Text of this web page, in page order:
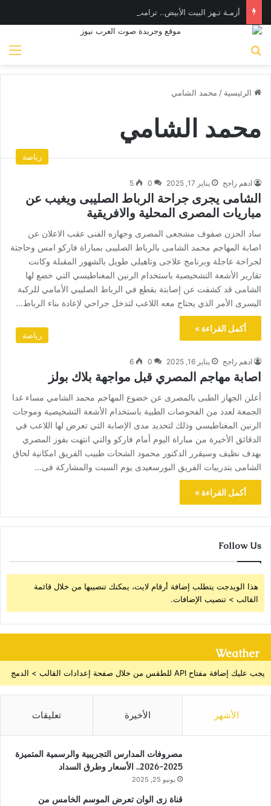
الرئيسية / محمد الشامي
محمد الشامي
رياضة
ادهم راجح يناير 17, 2025 0
5
الشامى يجرى جراحة الرباط الصليبى ويغيب عن
مباريات المصرى المحلية والافريقية
ساد الحزن صفوف مشجعى المصرى وجهازه الفنى عقب الاعلان عن
اصابة المهاجم محمد الشامى بالرباط الصليبى بمباراة فاركو امس وحاجتة
لجراحة عاجلة وبرنامج علاجى وتاهيلى طويل بالشهور المقبلة وكانت
تقارير الأشعة التشخيصية باستخدام الرنين المغناطيسي التي خضع لها
الشامى قد كشفت عن إصابتة بقطع في الرباط الصليبي الأمامي للركبة
اليسرى الأمر الذي يحتاج معه اللاعب لتدخل جراحي لإعادة بناء الرباط…
أكمل القراءة »
رياضة
ادهم راجح يناير 16, 2025 0
6
اصابة مهاجم المصري قبل مواجهة بلاك بولز
أعلن الجهاز الطبى بالمصرى عن خضوع المهاجم محمد الشامي مساء غدا
الجمعة لعدد من الفحوصات الطبية باستخدام الأشعة التشخيصية وموجات
الرنين المغناطيسي وذلك لتحديد مدى الإصابة التي تعرض لها اللاعب في
الدقائق الأخيرة من مباراة اليوم أمام فاركو والتي انتهت بفوز المصري
بهدف نظيف وسيقرر الدكتور محمود الشحات طبيب الفريق امكانية لحاق
الشامى بتدريبات الفريق البورسعيدى يوم السبت والمشاركة فى…
أكمل القراءة »
Follow Us
هذا الويدجت يتطلب إضافة أرقام لايت، يمكنك تنصيبها من خلال قائمة
القالب > تنصيب الإضافات.
Weather
يجب عليك إضافة مفتاح API للطقس من خلال صفحة إعدادات القالب > الدمج
الأشهر الأخيرة تعليقات
مصروفات المدارس التجريبية والرسمية المتميزة
2025-2026.. الأسعار وطرق السداد
يونيو 25, 2025
قناة زى الوان تعرض الموسم الخامس من